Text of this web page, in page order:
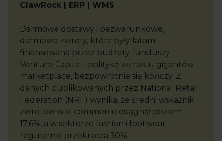
ClawRock | ERP | WMS
Darmowe dostawy i bezwarunkowe,
darmowe zwroty, które były latami
finansowana przez budżety funduszy
Venture Capital i politykę wzrostu gigantów
marketplace, bezpowrotnie się kończy. Z
danych publikowanych przez National Retail
Federation (NRF) wynika, że średni wskaźnik
zwrotów w e-commerce osiągnął poziom
17,6%, a w sektorze fashion i footwear
regularnie przekracza 30%.